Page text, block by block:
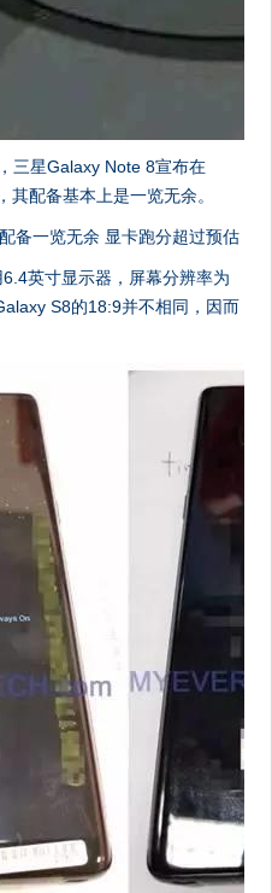
三星Galaxy Note 8宣布在
配备基本上是一览无余。
英寸显示器，屏幕分辨率为
S8的18:9并不相同，因而